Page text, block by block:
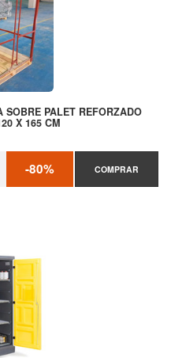
PALET REFORZADO
X 165 CM
-80% COMPRAR